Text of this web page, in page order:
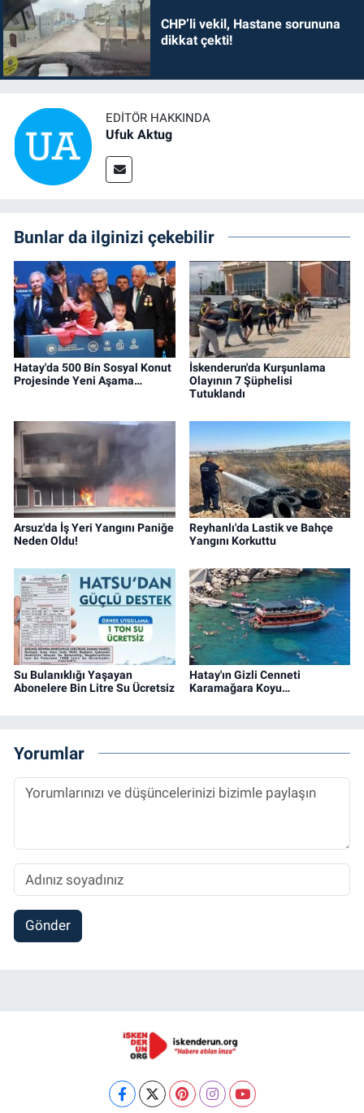
CHP’li vekil, Hastane sorununa
dikkat çekti!
EDITÖR HAKKINDA
Ufuk Aktug
Bunlar da ilginizi çekebilir
Hatay'da 500 Bin Sosyal Konut
Projesinde Yeni Aşama…
İskenderun'da Kurşunlama
Olayının 7 Şüphelisi
Tutuklandı
Arsuz'da İş Yeri Yangını Paniğe
Neden Oldu!
Reyhanlı'da Lastik ve Bahçe
Yangını Korkuttu
Su Bulanıklığı Yaşayan
Abonelere Bin Litre Su Ücretsiz
Hatay'ın Gizli Cenneti
Karamağara Koyu…
Yorumlar
Gönder